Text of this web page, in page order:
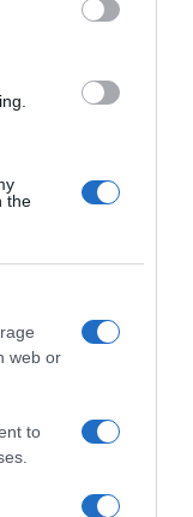
the
web or
to